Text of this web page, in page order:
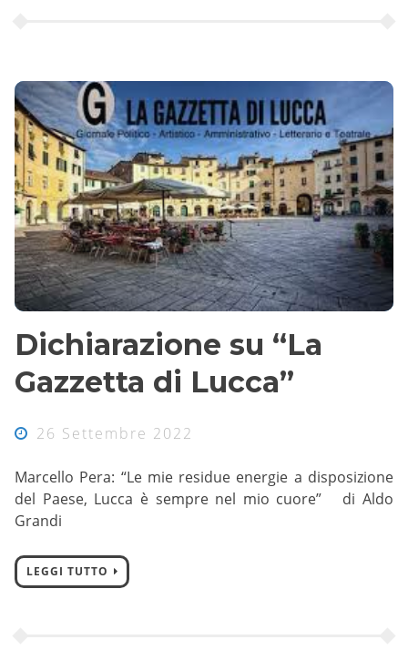
Dichiarazione su “La
Gazzetta di Lucca”
26 Settembre 2022
Marcello Pera: “Le mie residue energie a disposizione
del Paese, Lucca è sempre nel mio cuore” di Aldo
Grandi
LEGGI TUTTO